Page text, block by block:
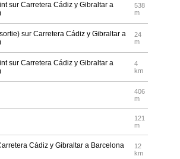
sur Carretera Cádiz y Gibraltar a
538
m
sur Carretera Cádiz y Gibraltar a
24
m
sur Carretera Cádiz y Gibraltar a
4
km
406
m
121
m
Cádiz y Gibraltar a Barcelona
12
km